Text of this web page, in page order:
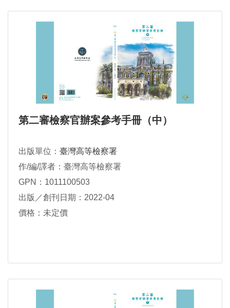
第二審檢察官辦案參考手冊（中）
出版單位： 臺灣高等檢察署
作/編/譯者：臺灣高等檢察署
GPN：1011100503
出版／創刊日期：2022-04
價格：未定價